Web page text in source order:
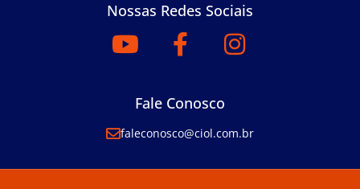
Nossas Redes Sociais
Fale Conosco
faleconosco@ciol.com.br